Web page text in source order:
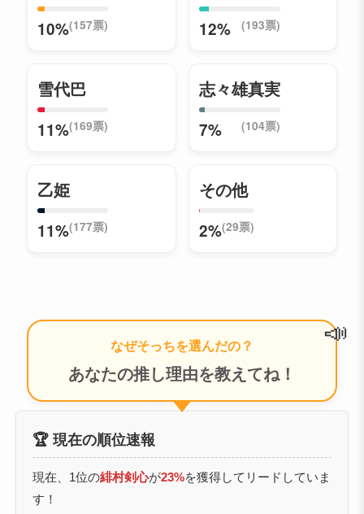
10%(157票) 12% (193票)
雪代巴
11%(169票)
志々雄真実
7% (104票)
乙姫
11%(177票)
その他
2%(29票)
なぜそっちを選んだの？
あなたの推し理由を教えてね！
📣
🏆 現在の順位速報
現在、1位の緋村剣心が23%を獲得してリードしていま
す！